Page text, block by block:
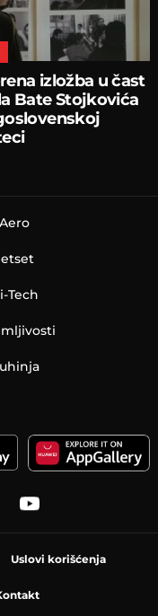
izložba u čast
Bate Stojkovića
Aero
Tech
Uslovi korišćenja